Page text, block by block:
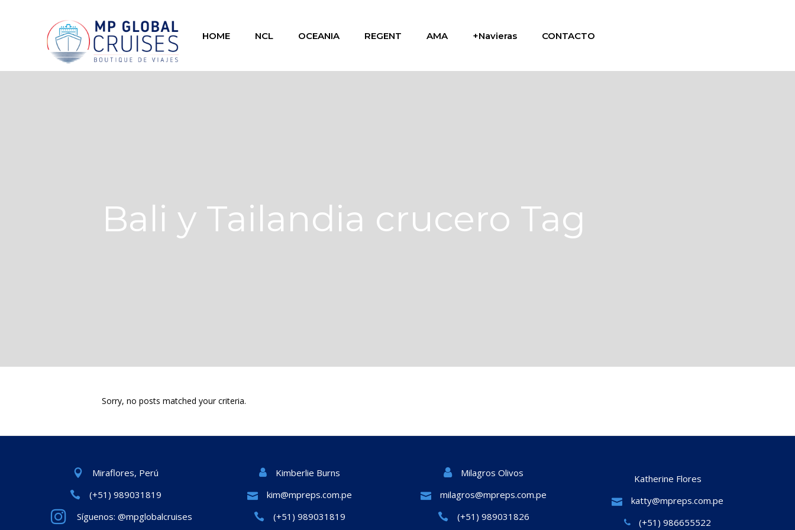
HOME NCL OCEANIA REGENT AMA +Navieras CONTACTO
Bali y Tailandia crucero Tag
Sorry, no posts matched your criteria.
Miraflores, Perú
(+51) 989031819
Síguenos: @mpglobalcruises
Kimberlie Burns
kim@mpreps.com.pe
(+51) 989031819
Milagros Olivos
milagros@mpreps.com.pe
(+51) 989031826
Katherine Flores
katty@mpreps.com.pe
(+51) 986655522